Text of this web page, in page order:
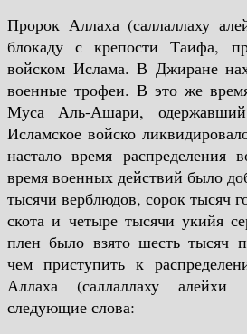
Пророк Аллаха (саллаллаху
блокаду с крепости Таифа,
войском Ислама. В Джиране
военные трофеи. В это же
Муса Аль-Ашари,
Исламское войско
настало время распределения
время военных действий было
тысячи верблюдов, сорок тысяч
скота и четыре тысячи укийя
плен было взято шесть тысяч
чем приступить к
Аллаха (саллаллаху алейхи
следующие слова: